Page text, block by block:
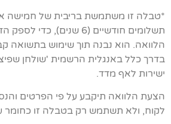
תשלומים חודשיים (6 שנים),
הלוואה. הוא נבנה תוך שימוש בתשואה
בדרך כלל באנגלית הרשמית 'שולחן
ישירות לאף מדד.
הצעת הלוואה תיקבע על פי הפרטים
לקוח, ולא תשתמש רק בטבלה זו כחומר